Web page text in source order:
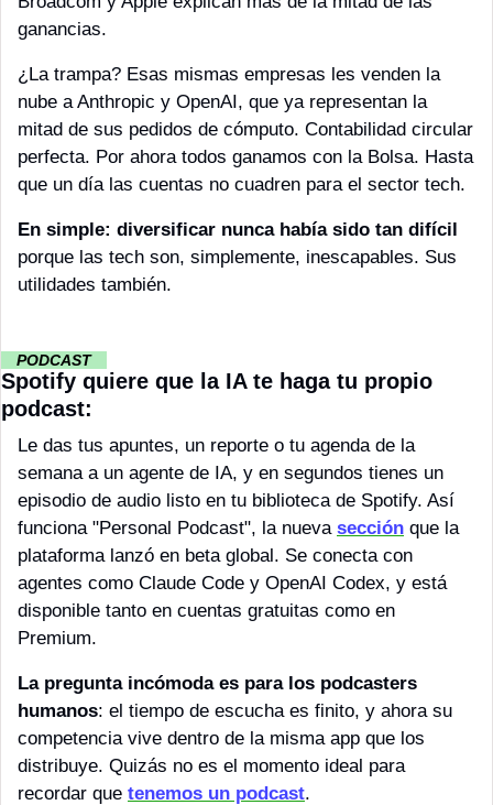
ganancias.
¿La trampa? Esas mismas empresas les venden la
nube a Anthropic y OpenAI, que ya representan la
mitad de sus pedidos de cómputo. Contabilidad circular
perfecta. Por ahora todos ganamos con la Bolsa. Hasta
que un día las cuentas no cuadren para el sector tech.
En simple: diversificar nunca había sido tan difícil
porque las tech son, simplemente, inescapables. Sus
utilidades también.
PODCAST
Spotify quiere que la IA te haga tu propio
podcast:
Le das tus apuntes, un reporte o tu agenda de la
semana a un agente de IA, y en segundos tienes un
episodio de audio listo en tu biblioteca de Spotify. Así
funciona "Personal Podcast", la nueva sección que la
plataforma lanzó en beta global. Se conecta con
agentes como Claude Code y OpenAI Codex, y está
disponible tanto en cuentas gratuitas como en
Premium.
La pregunta incómoda es para los podcasters
humanos: el tiempo de escucha es finito, y ahora su
competencia vive dentro de la misma app que los
distribuye. Quizás no es el momento ideal para
recordar que tenemos un podcast.